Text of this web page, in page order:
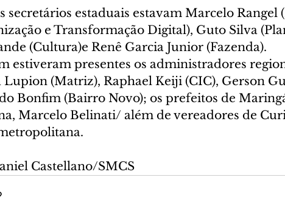
secretários estaduais estavam Marcelo Rangel
e Transformação Digital), Guto Silva
(Cultura)e Renê Garcia Junior (Fazenda).
estiveram presentes os administradores
Lupion (Matriz), Raphael Keiji (CIC), Gerson
Bonfim (Bairro Novo); os prefeitos de
Marcelo Belinati/ além de vereadores de
Castellano/SMCS